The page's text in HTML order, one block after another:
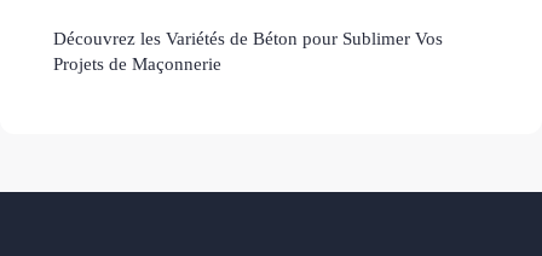
Découvrez les Variétés de Béton pour Sublimer Vos
Projets de Maçonnerie